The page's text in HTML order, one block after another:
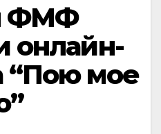
ФМФ
онлайн-
“Пою мое